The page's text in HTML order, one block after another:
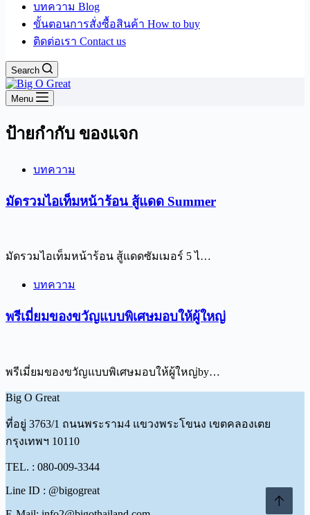
บทความ Blog
ขั้นตอนการสั่งซื้อสินค้า How to buy
ติดต่อเรา Contact us
Search
Menu
ป้ายกำกับ ของแจก
บทความ
มัดรวมไอเท็มหน้าร้อน สู้แดด Summer
มัดรวมไอเท็มหน้าร้อน สู้แดดซัมเมอร์ 5 ไ…
บทความ
พรีเมี่ยมของขวัญแบบพิเศษมอบให้ผู้ใหญ่
พรีเมี่ยมของขวัญแบบพิเศษมอบให้ผู้ใหญ่by…
Big O Great
ที่อยู่ 3763/1 ถนนพระราม4 แขวงพระโขนง เขตคลองเตย
กรุงเทพฯ 10110
TEL. : 080-009-3344
Line ID : @bigogreat